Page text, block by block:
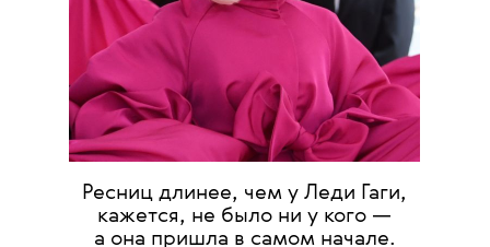
Ресниц длинее, чем у Леди Гаги,
кажется, не было ни у кого —
а она пришла в самом начале.